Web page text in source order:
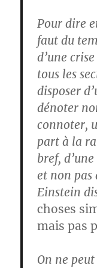
Pour dire
faut du
d’une
tous les
disposer
dénoter
connoter,
part à la
bref,
et non pas
Einstein
choses
mais pas
On ne